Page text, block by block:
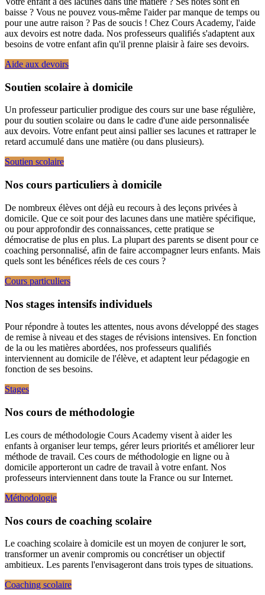
baisse ? Vous ne pouvez vous-même l'aider par manque de temps ou
pour une autre raison ? Pas de soucis ! Chez Cours Academy, l'aide
aux devoirs est notre dada. Nos professeurs qualifiés s'adaptent aux
besoins de votre enfant afin qu'il prenne plaisir à faire ses devoirs.
Aide aux devoirs
Soutien scolaire à domicile
Un professeur particulier prodigue des cours sur une base régulière,
pour du soutien scolaire ou dans le cadre d'une aide personnalisée
aux devoirs. Votre enfant peut ainsi pallier ses lacunes et rattraper le
retard accumulé dans une matière (ou dans plusieurs).
Soutien scolaire
Nos cours particuliers à domicile
De nombreux élèves ont déjà eu recours à des leçons privées à
domicile. Que ce soit pour des lacunes dans une matière spécifique,
ou pour approfondir des connaissances, cette pratique se
démocratise de plus en plus. La plupart des parents se disent pour ce
coaching personnalisé, afin de faire accompagner leurs enfants. Mais
quels sont les bénéfices réels de ces cours ?
Cours particuliers
Nos stages intensifs individuels
Pour répondre à toutes les attentes, nous avons développé des stages
de remise à niveau et des stages de révisions intensives. En fonction
de la ou les matières abordées, nos professeurs qualifiés
interviennent au domicile de l'élève, et adaptent leur pédagogie en
fonction de ses besoins.
Stages
Nos cours de méthodologie
Les cours de méthodologie Cours Academy visent à aider les
enfants à organiser leur temps, gérer leurs priorités et améliorer leur
méthode de travail. Ces cours de méthodologie en ligne ou à
domicile apporteront un cadre de travail à votre enfant. Nos
professeurs interviennent dans toute la France ou sur Internet.
Méthodologie
Nos cours de coaching scolaire
Le coaching scolaire à domicile est un moyen de conjurer le sort,
transformer un avenir compromis ou concrétiser un objectif
ambitieux. Les parents l'envisageront dans trois types de situations.
Coaching scolaire